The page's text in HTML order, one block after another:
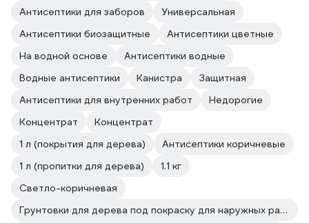
Антисептики для заборов
Универсальная
Антисептики биозащитные
Антисептики цветные
На водной основе
Антисептики водные
Водные антисептики
Канистра
Защитная
Антисептики для внутренних работ
Недорогие
Концентрат
Концентрат
1 л (покрытия для дерева)
Антисептики коричневые
1 л (пропитки для дерева)
1.1 кг
Светло-коричневая
Грунтовки для дерева под покраску для наружных работ